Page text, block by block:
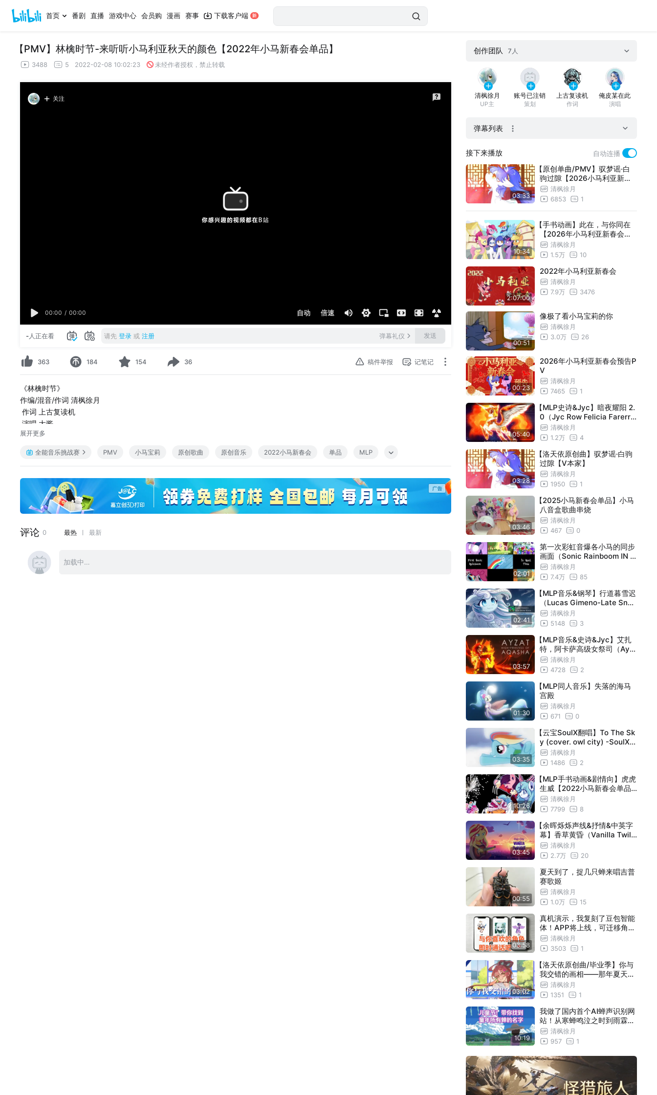
首页 番剧 直播 游戏中心 会员购 漫画 赛事 下载客户端
【PMV】林檎时节-来听听小马利亚秋天的颜色【2022年小马新春会单品】
3488 5 2022-02-08 10:02:23 未经作者授权，禁止转载
关注
00:00 / 00:00 自动 倍速
-人正在看 请先 登录 或 注册 弹幕礼仪 发送
363 184 154 36 稿件举报 记笔记
《林檎时节》
作编/混音/作词 清枫徐月
作词 上古复读机
演唱 大酱
画师 liput、冰块
视频 兰阙
策划 翎虞是只起司猫、清枫徐月
展开更多
全能音乐挑战赛 PMV 小马宝莉 原创歌曲 原创音乐 2022小马新春会 单品 MLP
创作团队 7人
清枫徐月
UP主
账号已注销
策划
上古复读机
作词
俺皮某在此
演唱
曲绘
弹幕列表
接下来播放 自动连播
03:33
【原创单曲/PMV】驭梦谣·白
驹过隙【2026小马利亚新春
会单品/人声本家】
清枫徐月
6853
1
10:34
【手书动画】此在，与你同在
【2026年小马利亚新春会单
品】清枫徐月
1.5万
10
2:07:00
2022年小马利亚新春会
清枫徐月
7.9万
3476
00:51
像极了看小马宝莉的你
清枫徐月
3.0万
26
00:23
2026年小马利亚新春会预告P
V
清枫徐月
7465
1
05:40
【MLP史诗&Jyc】暗夜耀阳 2.
0（Jyc Row Felicia Farerre
Sun of the Night VIP vlc Yo
ed Nir）
清枫徐月
1.2万
4
03:28
【洛天依原创曲】驭梦谣·白驹
过隙【V本家】
清枫徐月
1950
1
03:46
【2025小马新春会单品】小马
八音盒歌曲串烧
清枫徐月
467
0
02:01
第一次彩虹音爆各小马的同步
画面（Sonic Rainboom IN R
EAL TIME）
清枫徐月
7.4万
85
02:41
【MLP音乐&钢琴】行道暮雪迟
（Lucas Gimeno-Late Sno
w Walk）
清枫徐月
5148
3
03:57
【MLP音乐&史诗&Jyc】艾扎
特，阿卡萨高级女祭司（Ayz
at， High-Priestess of Aqa
sha voc.Celica Soldream）
清枫徐月
4728
2
01:30
【MLP同人音乐】失落的海马
宫殿
清枫徐月
671
0
03:35
【云宝SoulX翻唱】To The Sk
y (cover. owl city) -SoulX-
Singer-SVC试用
清枫徐月
1486
2
10:26
【MLP手书动画&剧情向】虎虎
生威【2022小马新春会单品
】 清枫徐月
7799
8
03:45
【余晖烁烁声线&抒情&中英字
幕】香草黄昏（Vanilla Twili
ght Cover：owl city）
清枫徐月
2.7万
20
00:55
夏天到了，捉几只蝉来唱吉普
赛歌姬
清枫徐月
1.0万
15
03:58
真机演示，我复刻了豆包智能
体！APP将上线，可迁移角色
，音色100%还原，低延迟通
话，记忆增强
清枫徐月
3503
1
03:02
【洛天依原创曲/毕业季】你与
我交错的画相——那年夏天的
风，还在追逐少年的梦……
清枫徐月
1351
1
10:19
我做了国内首个AI蝉声识别网
站！从寒蝉鸣泣之时到雨霖铃
，带你找到童年所有蝉的名字
！
清枫徐月
957
1